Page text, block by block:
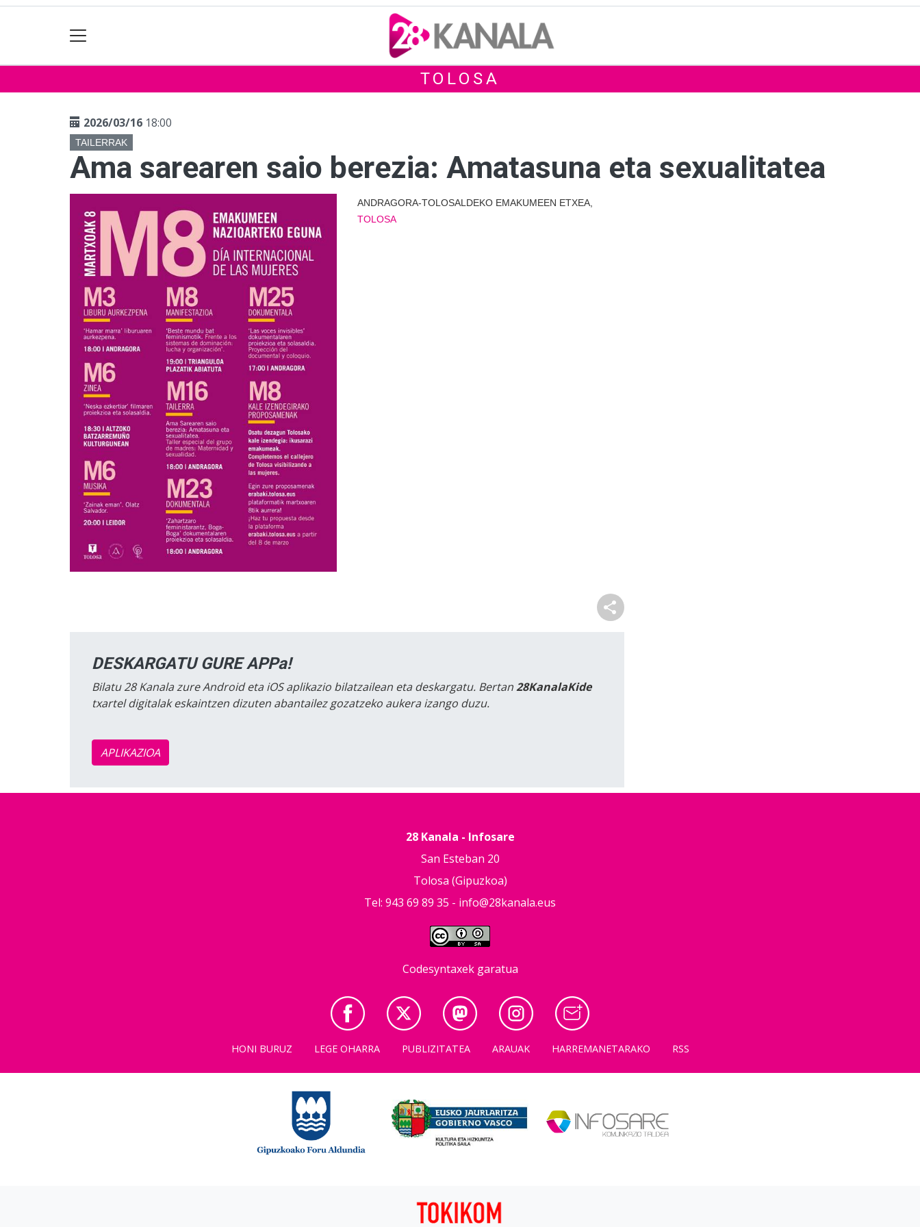
TOLOSA
2026/03/16 18:00
TAILERRAK
Ama sarearen saio berezia: Amatasuna eta sexualitatea
ANDRAGORA-TOLOSALDEKO EMAKUMEEN ETXEA,
TOLOSA
DESKARGATU GURE APPa!
Bilatu 28 Kanala zure Android eta iOS aplikazio bilatzailean eta deskargatu. Bertan28KanalaKide
txartel digitalak eskaintzen dizuten abantailez gozatzeko aukera izango duzu.
APLIKAZIOA
28 Kanala - Infosare
San Esteban 20
Tolosa (Gipuzkoa)
Tel: 943 69 89 35 - info@28kanala.eus
Codesyntaxek garatua
HONI BURUZ LEGE OHARRA PUBLIZITATEA ARAUAK HARREMANETARAKO RSS